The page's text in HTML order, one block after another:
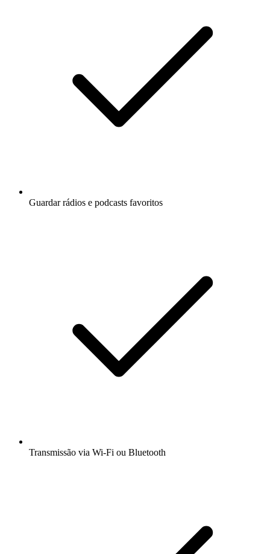
Guardar rádios e podcasts favoritos
Transmissão via Wi-Fi ou Bluetooth